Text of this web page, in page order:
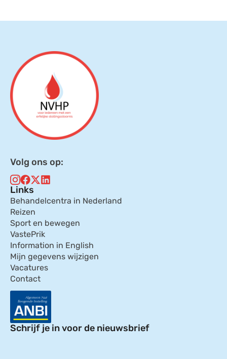
Volg ons op:
Links
Behandelcentra in Nederland
Reizen
Sport en bewegen
VastePrik
Information in English
Mijn gegevens wijzigen
Vacatures
Contact
Schrijf je in voor de nieuwsbrief